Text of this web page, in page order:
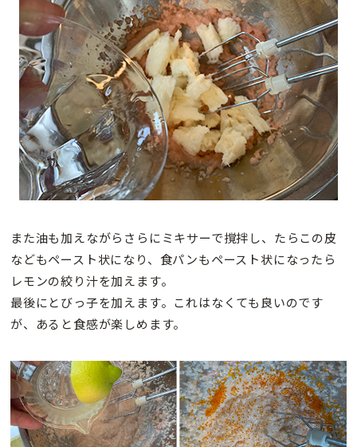
また油も加えながらさらにミキサーで撹拌し、たらこの皮
などもペースト状になり、食パンもペースト状になったら
レモンの絞り汁を加えます。
最後にとびっ子を加えます。これはなくても良いのです
が、あると食感が楽しめます。